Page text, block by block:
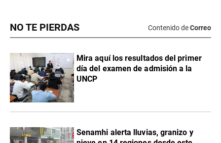
NO TE PIERDAS Contenido deCorreo
Mira aquí los resultados del primer
día del examen de admisión a la
UNCP
Senamhi alerta lluvias, granizo y